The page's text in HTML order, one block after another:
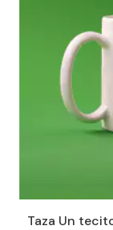
Taza Un